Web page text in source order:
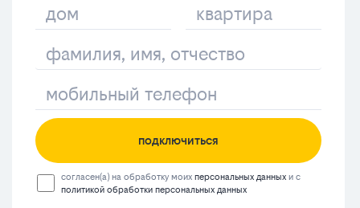
подключиться
согласен(а) на обработку моихперсональных данных и с
политикой обработки персональных данных